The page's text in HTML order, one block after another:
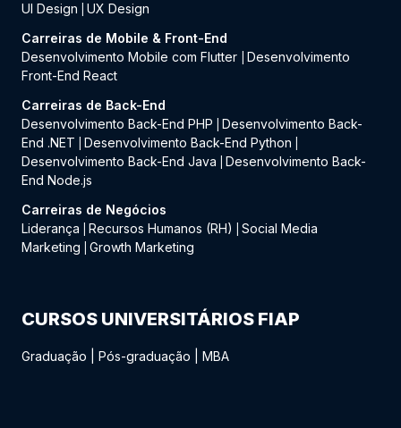
UI Design
UX Design
Carreiras de Mobile & Front-End
Desenvolvimento Mobile com Flutter
Desenvolvimento
Front-End React
Carreiras de Back-End
Desenvolvimento Back-End PHP
Desenvolvimento Back-
End .NET
Desenvolvimento Back-End Python
Desenvolvimento Back-End Java
Desenvolvimento Back-
End Node.js
Carreiras de Negócios
Liderança
Recursos Humanos (RH)
Social Media
Marketing
Growth Marketing
CURSOS UNIVERSITÁRIOS FIAP
Graduação Pós-graduação MBA